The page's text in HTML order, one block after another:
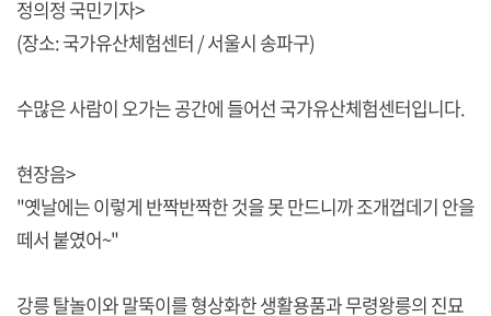
정의정 국민기자>
(장소: 국가유산체험센터 / 서울시 송파구)
수많은 사람이 오가는 공간에 들어선 국가유산체험센터입니다.
현장음>
"옛날에는 이렇게 반짝반짝한 것을 못 만드니까 조개껍데기 안을
떼서 붙였어~"
강릉 탈놀이와 말뚝이를 형상화한 생활용품과 무령왕릉의 진묘